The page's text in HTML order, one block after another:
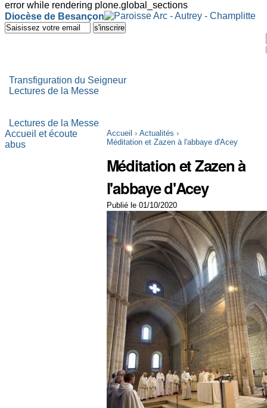
error while rendering plone.global_sections
Outils
personnels
Diocèse de Besançon
Aller
au
à
la
Transfiguration du Seigneur
Lectures de la Messe
Lectures de la Messe
Accueil › Actualités ›
Méditation et Zazen à l'abbaye d'Acey
Méditation et Zazen à
l'abbaye d'Acey
Publié le 01/10/2020
Accueil et écoute
abus